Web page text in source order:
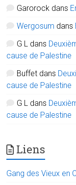
Garorock dans
Wergosum dans
G L dans
cause de Palestine
Buffet dans
cause de Palestine
G L dans
cause de Palestine
Liens
Gang des Vieux en